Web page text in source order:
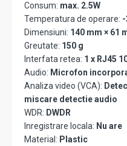
Consum: max. 2.5W
Temperatura de operare: -
Dimensiuni: 140 mm × 61
Greutate: 150 g
Interfata retea: 1 x RJ45
Audio: Microfon
Analiza video (VCA):
miscare detectie audio
WDR: DWDR
Inregistrare locala: Nu are
Material: Plastic